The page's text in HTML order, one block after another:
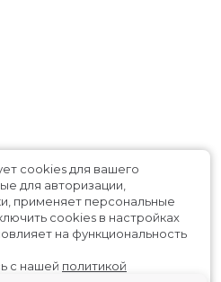
cookies для вашего
для авторизации,
применяет персональные
cookies в настройках
на функциональность
с нашей политикой